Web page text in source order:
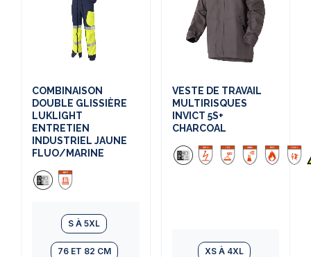
COMBINAISON
DOUBLE GLISSIÈRE
LUKLIGHT
ENTRETIEN
INDUSTRIEL JAUNE
FLUO/MARINE
S À 5XL
76 ET 82 CM
VESTE DE TRAVAIL
MULTIRISQUES
INVICT 5S+
CHARCOAL
XS À 4XL